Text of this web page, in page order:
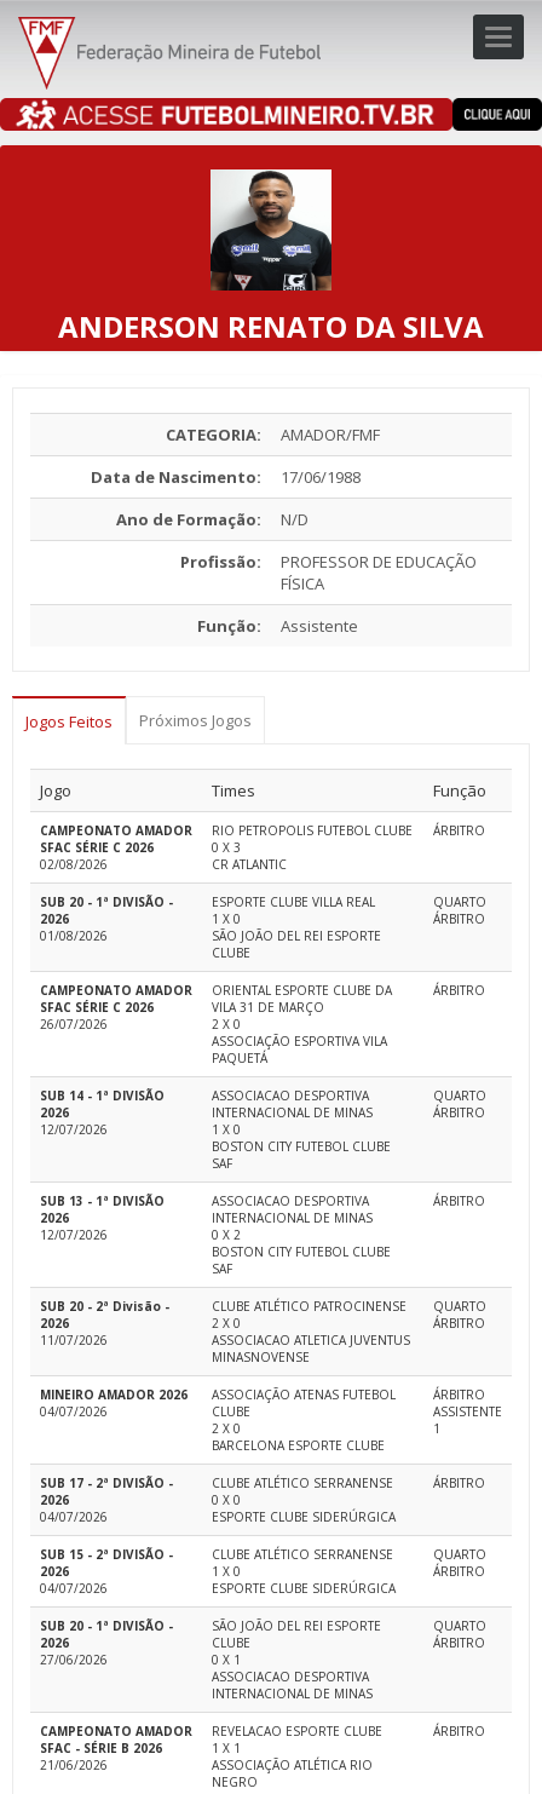
ANDERSON RENATO DA SILVA
CATEGORIA:
AMADOR/FMF
Data de Nascimento:
17/06/1988
Ano de Formação:
N/D
Profissão:
PROFESSOR DE EDUCAÇÃO
FÍSICA
Função:
Assistente
Jogos Feitos Próximos Jogos
Jogo Times Função
CAMPEONATO AMADOR
SFAC SÉRIE C 2026
02/08/2026
RIO PETROPOLIS FUTEBOL CLUBE
0 X 3
CR ATLANTIC
ÁRBITRO
SUB 20 - 1ª DIVISÃO -
2026
01/08/2026
ESPORTE CLUBE VILLA REAL
1 X 0
SÃO JOÃO DEL REI ESPORTE
CLUBE
QUARTO
ÁRBITRO
CAMPEONATO AMADOR
SFAC SÉRIE C 2026
26/07/2026
ORIENTAL ESPORTE CLUBE DA
VILA 31 DE MARÇO
2 X 0
ASSOCIAÇÃO ESPORTIVA VILA
PAQUETÁ
ÁRBITRO
SUB 14 - 1ª DIVISÃO
2026
12/07/2026
ASSOCIACAO DESPORTIVA
INTERNACIONAL DE MINAS
1 X 0
BOSTON CITY FUTEBOL CLUBE
SAF
QUARTO
ÁRBITRO
SUB 13 - 1ª DIVISÃO
2026
12/07/2026
ASSOCIACAO DESPORTIVA
INTERNACIONAL DE MINAS
0 X 2
BOSTON CITY FUTEBOL CLUBE
SAF
ÁRBITRO
SUB 20 - 2ª Divisão -
2026
11/07/2026
CLUBE ATLÉTICO PATROCINENSE
2 X 0
ASSOCIACAO ATLETICA JUVENTUS
MINASNOVENSE
QUARTO
ÁRBITRO
MINEIRO AMADOR 2026
04/07/2026
ASSOCIAÇÃO ATENAS FUTEBOL
CLUBE
2 X 0
BARCELONA ESPORTE CLUBE
ÁRBITRO
ASSISTENTE
1
SUB 17 - 2ª DIVISÃO -
2026
04/07/2026
CLUBE ATLÉTICO SERRANENSE
0 X 0
ESPORTE CLUBE SIDERÚRGICA
ÁRBITRO
SUB 15 - 2ª DIVISÃO -
2026
04/07/2026
CLUBE ATLÉTICO SERRANENSE
1 X 0
ESPORTE CLUBE SIDERÚRGICA
QUARTO
ÁRBITRO
SUB 20 - 1ª DIVISÃO -
2026
27/06/2026
SÃO JOÃO DEL REI ESPORTE
CLUBE
0 X 1
ASSOCIACAO DESPORTIVA
INTERNACIONAL DE MINAS
QUARTO
ÁRBITRO
CAMPEONATO AMADOR
SFAC - SÉRIE B 2026
21/06/2026
REVELACAO ESPORTE CLUBE
1 X 1
ASSOCIAÇÃO ATLÉTICA RIO
NEGRO
ÁRBITRO